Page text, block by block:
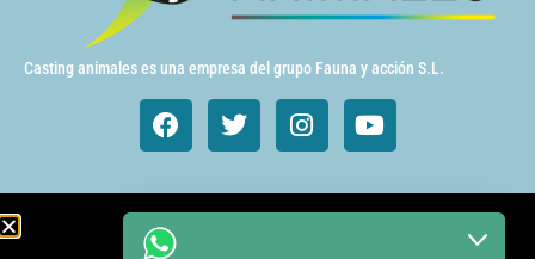
Casting animales es una empresa del grupo Fauna y acción S.L.
Animales de cine y TV